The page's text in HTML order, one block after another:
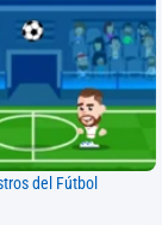
del Fútbol